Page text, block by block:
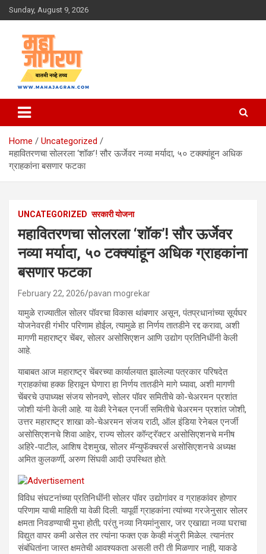
Skip
to
Sunday, August 9, 2026
महा जागरण
Home
Uncategorized
महावितरणचा सोलरला ‘शॉक’! सौर ऊर्जेवर नव्या मर्यादा, ५० टक्क्यांहून अधिक
ग्राहकांना बसणार फटका
UNCATEGORIZED सरकारी योजना
महावितरणचा सोलरला ‘शॉक’! सौर ऊर्जेवर
नव्या मर्यादा, ५० टक्क्यांहून अधिक ग्राहकांना
बसणार फटका
February 22, 2026 pavan mogrekar
यामुळे राज्यातील सोलर पॉवरचा विकास थांबणार असून, पंतप्रधानांच्या सूर्यघर
योजनेवरही गंभीर परिणाम होईल, त्यामुळे हा निर्णय तातडीने रद्द करावा, अशी
मागणी महाराष्ट्र चेंबर, सोलर असोसिएशन आणि उद्योग प्रतिनिधींनी केली
आहे.
याबाबत आज महाराष्ट्र चेंबरच्या कार्यालयात झालेल्या पत्रकार परिषदेत
ग्राहकांचा हक्क हिरावून घेणारा हा निर्णय तातडीने मागे घ्यावा, अशी मागणी
चेंबरचे उपाध्यक्ष संजय सोनवणे, सोलर पॉवर समितीचे को-चेअरमन प्रशांत
जोशी यांनी केली आहे. या वेळी रेनेबल एनर्जी समितीचे चेअरमन प्रशांत जोशी,
उत्तर महाराष्ट्र शाखा को-चेअरमन संजय राठी, ऑल इंडिया रेनेबल एनर्जी
असोसिएशनचे शिवा आहेर, राज्य सोलर कॉन्ट्रॅक्टर असोसिएशनचे मनीष
अहिरे-पाटील, आशिष देशमुख, सोलर मॅन्युफॅक्चरर्स असोसिएशनचे अध्यक्ष
अमित कुलकर्णी, अरुण सिंघवी आदी उपस्थित होते.
विविध संघटनांच्या प्रतिनिधींनी सोलर पॉवर उद्योगांवर व ग्राहकांवर होणार
परिणाम याची माहिती या वेळी दिली. यापूर्वी ग्राहकांना त्यांच्या गरजेनुसार सोलर
क्षमता निवडण्याची मुभा होती; परंतु नव्या नियमांनुसार, जर एखाद्या नव्या घराचा
विद्युत वापर कमी असेल तर त्यांना फक्त एक केव्ही मंजुरी मिळेल. त्यानंतर
संबंधितांना जास्त क्षमतेची आवश्यकता असली तरी ती मिळणार नाही, याकडे